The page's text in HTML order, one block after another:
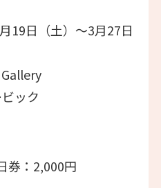
19日（土）～3月27日
Gallery
ック
券：2,000円